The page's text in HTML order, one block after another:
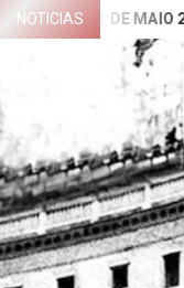
Skip
to
NOTICIAS
1 DE MAIO 2026.